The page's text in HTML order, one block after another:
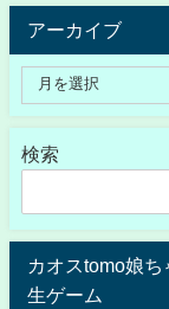
アーカイブ
検索
カオスtomo娘
生ゲーム